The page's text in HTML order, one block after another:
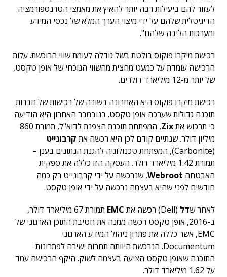
לעזור להם ביעילות רבה יותר להאיץ את מאמצי הטרנספורמציה
הדיגיטלית שלהם על ידי מיצוי הערך המלא של נכסי המידע
ומערכות הליבה שלהם".
רכישת מיקרו פוקוס בולטת בשל גודלה לעומת שווי הרוכשת. עלות
הרכישה עומדת על כמעט מחצית מהשווי הנוכחי של אופן טקסט,
של יותר מ-12 מיליארד דולרים.
רכישת מיקרו פוקוס היא האחרונה בשורה של רכישות של חברות
תוכנה גדולות שערכה אופן טקסט. בנובמבר האחרון היא הודיעה
כי תרכוש אתZix
, המפתחת תוכנת הצפנת לדוא"ל, תמורת 860
מיליון דולר. שנתיים קודם לכן היא רכשה את קרבונייט
(Carbonite), המפתחת טכנולוגיה להגנת הנתונים בענן –
תמורת 1.42 מיליארד דולר. העסקה הזו כללה את ספקית
האבטחה Webroot, שנרכשה על ידי קרבונייט רק כמה
חודשים לפני שהיא בעצמה נרכשה על ידי אופן טקסט.
לאחר שדל (Dell) רכשה את EMC
תמורת 67 מיליארד דולר,
ב-2016, אופן טקסט רכשה ממנה את חטיבת התוכן הארגוני של
EMC, אשר כללה את פתרון ניהול המידע הארגוני
Documentum. הנרכשת היוותה תחרות ישירה לפתרונות
התוכנה שאופן טקסט הציעה בעצמה לשוק. היקף הרכישה עמד
על 1.62 מיליארד דולר.